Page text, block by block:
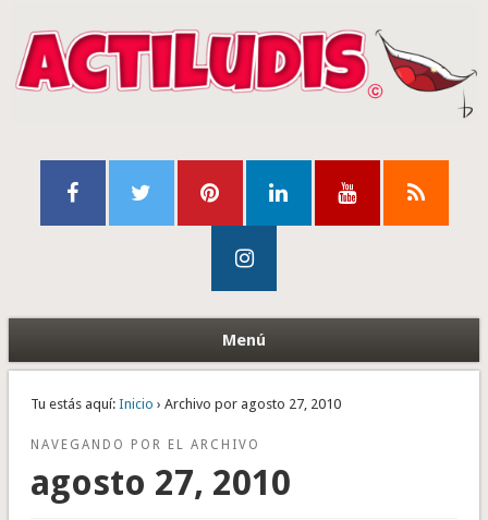
Menú
Tu estás aquí: Inicio › Archivo por agosto 27, 2010
NAVEGANDO POR EL ARCHIVO
agosto 27, 2010